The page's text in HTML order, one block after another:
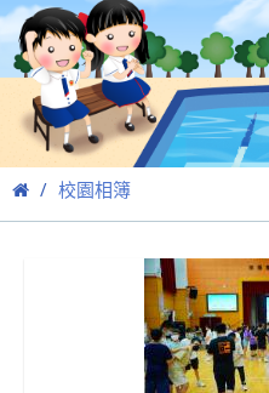
校園相簿